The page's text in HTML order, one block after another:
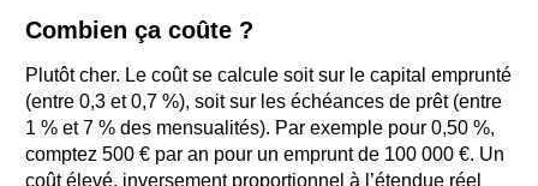
Combien ça coûte ?
Plutôt cher. Le coût se calcule soit sur le capital emprunté
(entre 0,3 et 0,7 %), soit sur les échéances de prêt (entre
1 % et 7 % des mensualités). Par exemple pour 0,50 %,
comptez 500 € par an pour un emprunt de 100 000 €. Un
coût élevé, inversement proportionnel à l’étendue réel